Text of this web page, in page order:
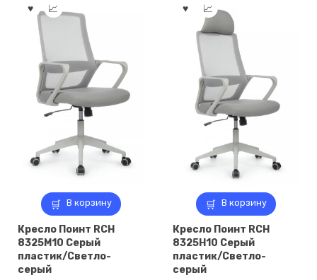
В корзину
Кресло Поинт RCH
8325M10 Серый
пластик/Светло-
серый
В корзину
Кресло Поинт RCH
8325H10 Серый
пластик/Светло-
серый